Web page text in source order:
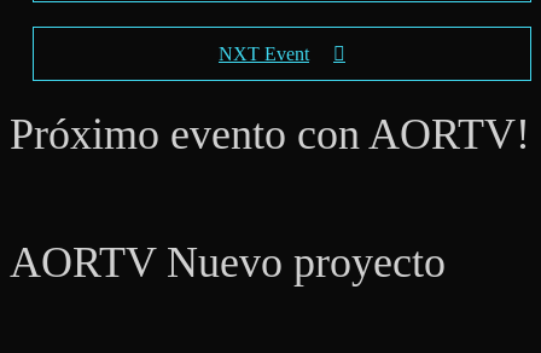
NXT Event
Próximo evento con AORTV!
AORTV Nuevo proyecto